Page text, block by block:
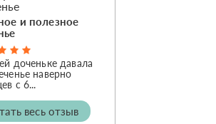
и полезное
доченьке давала
наверно
с 6...
весь отзыв